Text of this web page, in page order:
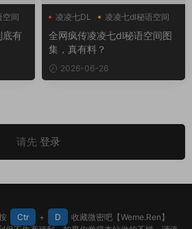
空间
有
凌凌七DL 凌凌七dl秘语空间
全网疯传凌凌七dl秘语空间图
集，真有料？
2026-06-26
请先 登录
Ctr + D
收藏微密吧【Weme.Ren】